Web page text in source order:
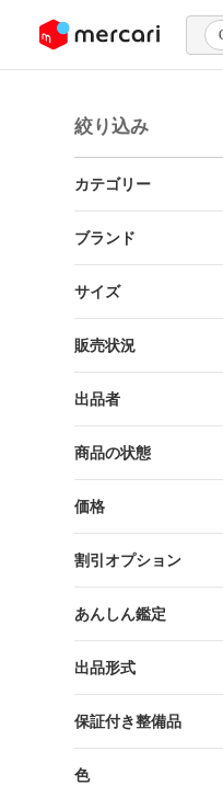
ツにスキップ
絞り込み
カテゴリー
ブランド
サイズ
販売状況
出品者
商品の状態
価格
割引オプション
あんしん鑑定
出品形式
保証付き整備品
色